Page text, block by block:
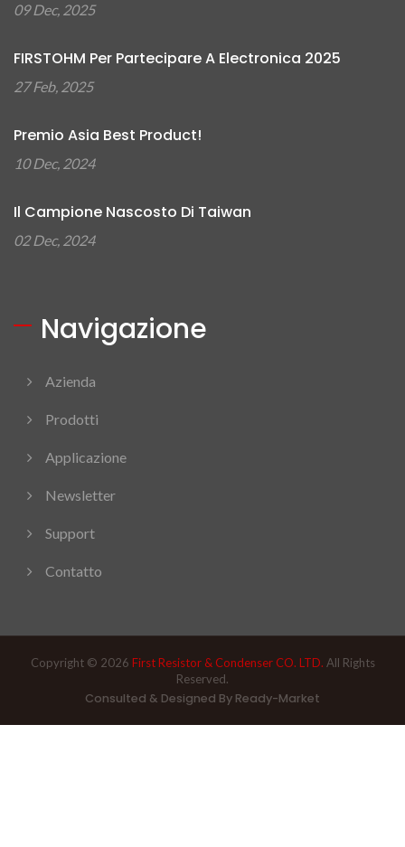
09 Dec, 2025
FIRSTOHM Per Partecipare A Electronica 2025
27 Feb, 2025
Premio Asia Best Product!
10 Dec, 2024
Il Campione Nascosto Di Taiwan
02 Dec, 2024
Navigazione
Azienda
Prodotti
Applicazione
Newsletter
Support
Contatto
Copyright © 2026 First Resistor & Condenser CO. LTD. All Rights
Reserved.
Consulted & Designed By Ready-Market